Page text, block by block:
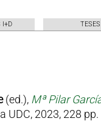
I+D TESES
(ed.), Mª Pilar
UDC, 2023, 228